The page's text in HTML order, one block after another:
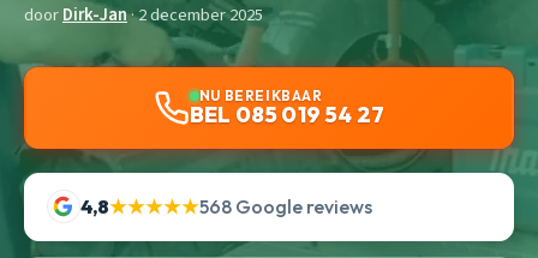
doorDirk-Jan· 2 december 2025
NU BEREIKBAAR
BEL 085 019 54 27
4,8★★★★★568 Google reviews